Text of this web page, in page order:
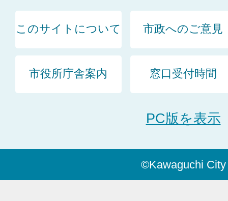
このサイトについて 市政へのご意見
市役所庁舎案内 窓口受付時間
PC版を表示
©Kawaguchi City